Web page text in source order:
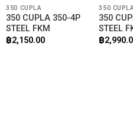
350 CUPLA
350 CUPLA 350-4P
STEEL FKM
฿2,150.00
350 CUPLA
350
STEEL
฿